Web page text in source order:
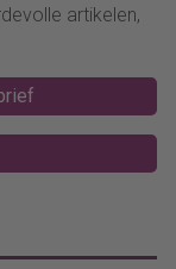
artikelen,